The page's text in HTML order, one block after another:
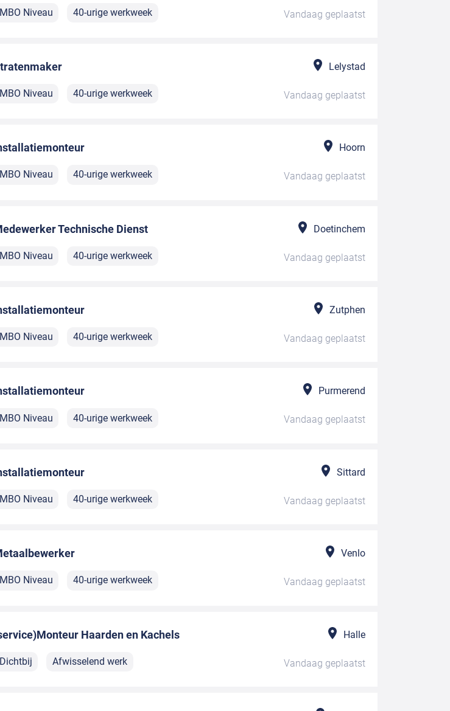
MBO Niveau 40-urige werkweek Vandaag geplaatst
Lelystad
MBO Niveau 40-urige werkweek Vandaag geplaatst
Hoorn
MBO Niveau 40-urige werkweek Vandaag geplaatst
Technische Dienst Doetinchem
MBO Niveau 40-urige werkweek Vandaag geplaatst
Zutphen
MBO Niveau 40-urige werkweek Vandaag geplaatst
Purmerend
MBO Niveau 40-urige werkweek Vandaag geplaatst
Sittard
MBO Niveau 40-urige werkweek Vandaag geplaatst
Venlo
MBO Niveau 40-urige werkweek Vandaag geplaatst
Haarden en Kachels Halle
Dichtbij Afwisselend werk Vandaag geplaatst